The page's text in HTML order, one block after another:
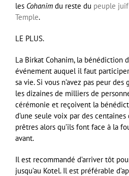
les Cohanim du reste du peuple juif
Temple.
LE PLUS.
La Birkat Cohanim, la bénédiction
événement auquel il faut
sa vie. Si vous n’avez pas peur
les dizaines de milliers de
cérémonie et reçoivent la
d’une seule voix par des
prêtres alors qu’ils font face à la
avant.
Il est recommandé d’arriver tôt
jusqu’au Kotel. Il est préférable